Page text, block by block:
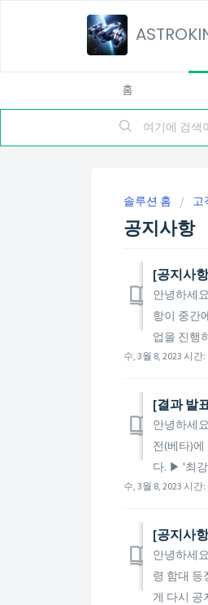
홈
솔루션 홈 고
공지사항
[공지사
안녕하세
항이 중간
업을 진행
수, 3월 8, 2023 시간:
[결과 발
안녕하세
전(베타)
다. ▶ '최
수, 3월 8, 2023 시간:
안녕하세
령 함대 등
게 다시 공